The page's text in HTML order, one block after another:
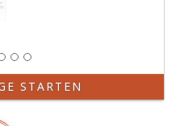
STARTEN